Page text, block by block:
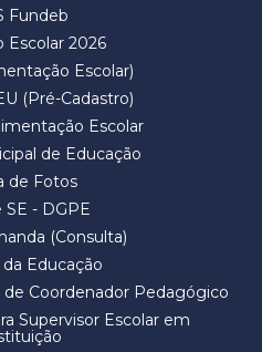
Fundeb
Escolar 2026
Escolar)
(Pré-Cadastro)
Escolar
de Educação
de Fotos
SE - DGPE
(Consulta)
Educação
Coordenador Pedagógico
Supervisor Escolar em